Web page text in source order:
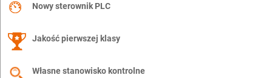
Nowy sterownik PLC
Jakość pierwszej klasy
Własne stanowisko kontrolne